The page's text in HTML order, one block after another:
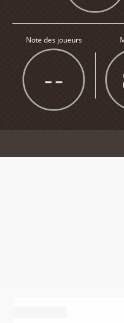
Note des joueurs
--